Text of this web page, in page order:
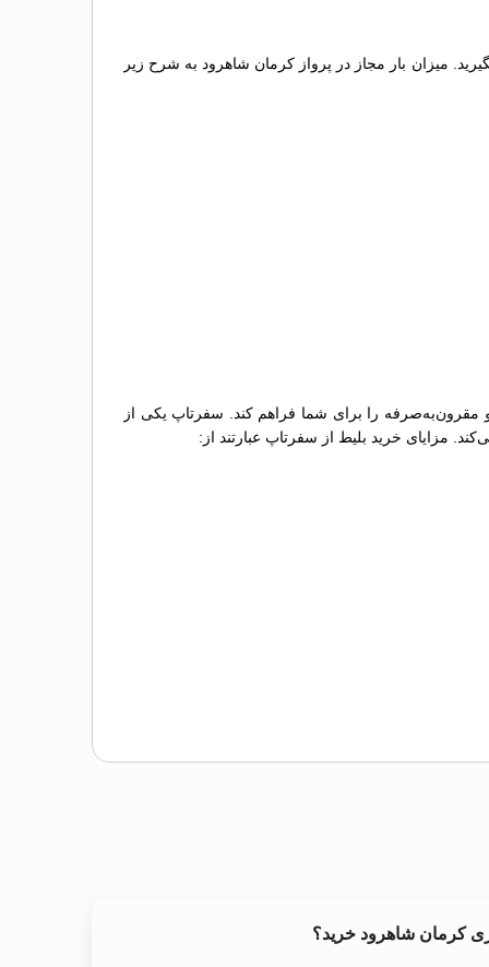
میزان بار مجاز در پرواز کرمان شاهرود به شرح زیر
و مقرون‌به‌صرفه را برای شما فراهم کند. سفرتاپ یکی از
مزایای خرید بلیط از سفرتاپ عبارتند از:
کرمان شاهرود خرید؟